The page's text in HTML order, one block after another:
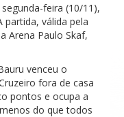
feira (10/11),
partida, válida pela
Arena Paulo Skaf,
venceu o
fora de casa
pontos e ocupa a
do que todos